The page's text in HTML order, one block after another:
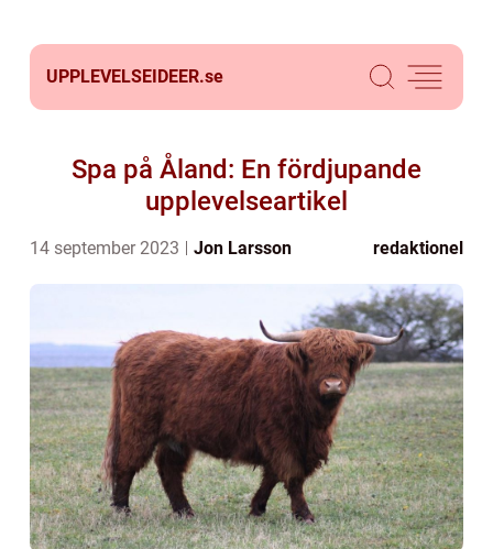
UPPLEVELSEIDEER.se
Spa på Åland: En fördjupande
upplevelseartikel
14 september 2023 Jon Larsson redaktionel